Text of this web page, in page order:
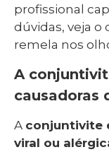
profissional
dúvidas, veja o
remela nos
A
causadoras
A conjuntivite
viral ou